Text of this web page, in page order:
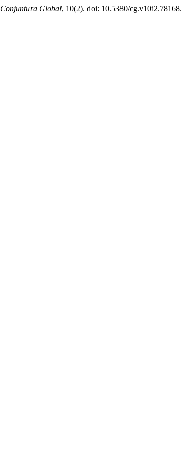
Conjuntura Global, 10(2). doi: 10.5380/cg.v10i2.78168.